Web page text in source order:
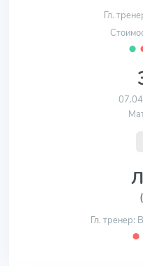
Гл.
⬤
Гл. тренер:
⬤